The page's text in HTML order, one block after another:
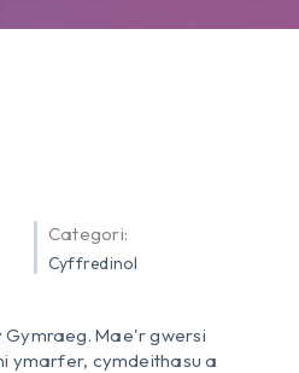
Categori:
Cyffredinol
Gymraeg. Mae'r gwersi
ymarfer, cymdeithasu a